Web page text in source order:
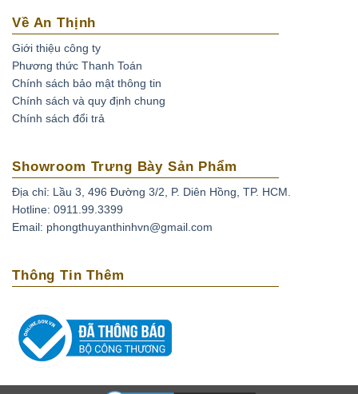
Về An Thịnh
Giới thiệu công ty
Phương thức Thanh Toán
Chính sách bảo mật thông tin
Chính sách và quy định chung
Chính sách đổi trả
Showroom Trưng Bày Sản Phẩm
Địa chỉ: Lầu 3, 496 Đường 3/2, P. Diên Hồng, TP. HCM.
Hotline: 0911.99.3399
Email: phongthuyanthinhvn@gmail.com
Thông Tin Thêm